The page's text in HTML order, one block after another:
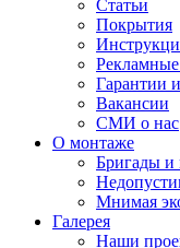
Статьи
Покрытия
Гарантии
Вакансии
СМИ о нас
О монтаже
Бригады и
Мнимая
Галерея
Наши